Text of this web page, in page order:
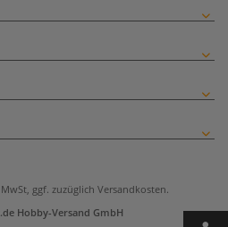
ggf. zuzüglich Versandkosten.
Hobby-Versand GmbH